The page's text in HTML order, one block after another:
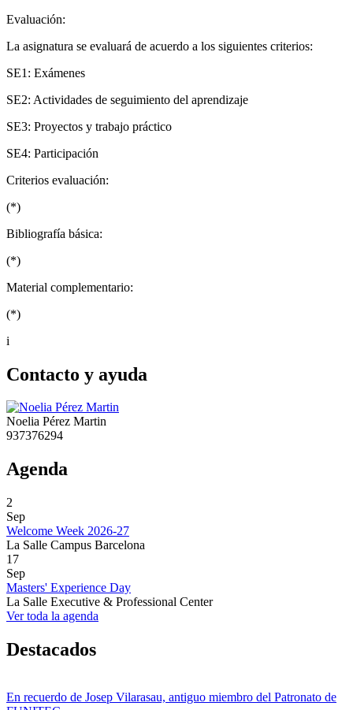
Evaluación:
La asignatura se evaluará de acuerdo a los siguientes criterios:
SE1: Exámenes
SE2: Actividades de seguimiento del aprendizaje
SE3: Proyectos y trabajo práctico
SE4: Participación
Criterios evaluación:
(*)
Bibliografía básica:
(*)
Material complementario:
(*)
i
Contacto y ayuda
Noelia Pérez Martin
937376294
Agenda
2
Sep
Welcome Week 2026-27
La Salle Campus Barcelona
17
Sep
Masters' Experience Day
La Salle Executive & Professional Center
Ver toda la agenda
Destacados
En recuerdo de Josep Vilarasau, antiguo miembro del Patronato de